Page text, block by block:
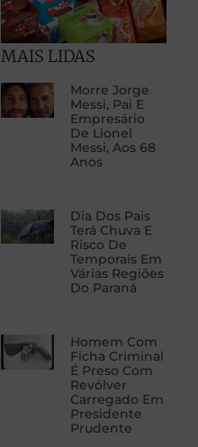
MAIS LIDAS
Morre Jorge
Messi, Pai E
Empresário
De Lionel
Messi, Aos 68
Anos
Dia Dos Pais
Terá Chuva E
Risco De
Temporais Em
Várias Regiões
Do Paraná
Homem Com
Ficha Criminal
É Preso Com
Revólver
Carregado Em
Presidente
Prudente